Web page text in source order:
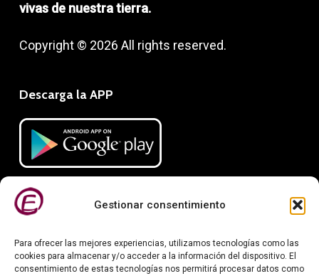
Gestionar consentimiento
Para ofrecer las mejores experiencias, utilizamos tecnologías como las
cookies para almacenar y/o acceder a la información del dispositivo. El
consentimiento de estas tecnologías nos permitirá procesar datos como
vivas de nuestra tierra.
Copyright © 2026 All rights reserved.
Descarga la APP